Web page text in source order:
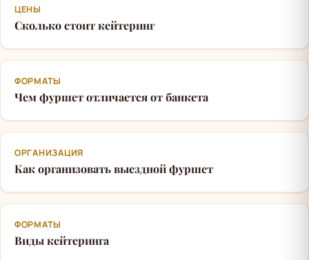
ЦЕНЫ
Сколько стоит кейтеринг
ФОРМАТЫ
Чем фуршет отличается от банкета
ОРГАНИЗАЦИЯ
Как организовать выездной фуршет
ФОРМАТЫ
Виды кейтеринга